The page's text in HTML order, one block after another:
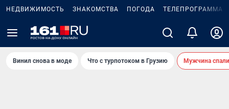
НЕДВИЖИМОСТЬ ЗНАКОМСТВА ПОГОДА ТЕЛЕПРОГРАММА
Винил снова в моде Что с турпотоком в Грузию Мужчина